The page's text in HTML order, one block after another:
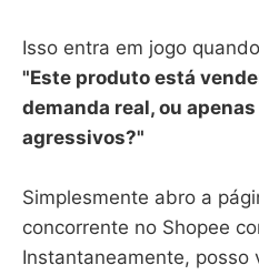
Isso entra em jogo
"Este produto está
demanda real, ou
agressivos?"
Simplesmente abro a
concorrente no Shopee
Instantaneamente, posso